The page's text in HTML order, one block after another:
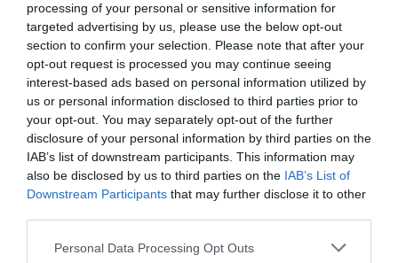
processing of your personal or sensitive information for
targeted advertising by us, please use the below opt-out
section to confirm your selection. Please note that after your
opt-out request is processed you may continue seeing
interest-based ads based on personal information utilized by
us or personal information disclosed to third parties prior to
your opt-out. You may separately opt-out of the further
disclosure of your personal information by third parties on the
IAB’s list of downstream participants. This information may
also be disclosed by us to third parties on the IAB’s List of
Downstream Participants that may further disclose it to other
Personal Data Processing Opt Outs
han estado dispensando las existencias disponibles al
precio anterior. Desde el lunes, con la entrada en vigor
de los nuevos precios, las farmacias ya dispensan los
medicamentos a precio rebajado, asumiendo la
diferencia de las existencias que aun tengan en stock.
Para el presidente del Consejo General de Colegios
Oficiales de Farmacéuticos, Jesús Aguilar, «el sistema de
precios de referencia se ha consolidado; sin embargo
creemos que, una vez repercutido el ahorro, se deberían
más allá de la bajada de facturación como por ejemplo,